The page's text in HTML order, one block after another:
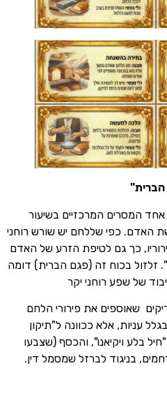
המרכזיים בשיעור
שללחם יש שורש רוחני
גם לטיפת הזרע של האדם
זה (פגם הברית) דומה
רוחני יקר
את פירורי הלחם
אלא ככוונה ל"תיקון
והכסף (שצבעו
לברזל שמסמל דין.